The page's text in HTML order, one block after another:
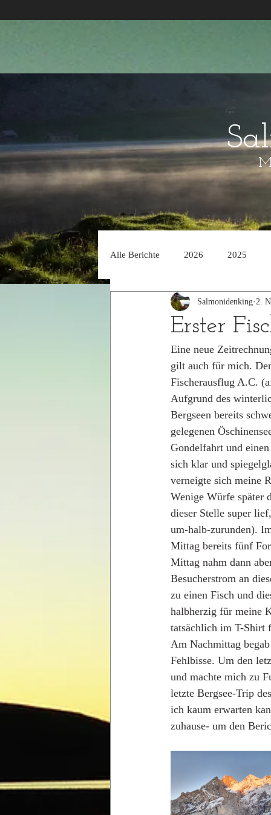
Alle Berichte 2026 2025
2014
Erster
Salmonidenking 2.
Eine neue
gilt auch für mich.
Fischerausflug A.C.
Aufgrund des
Bergseen bereits
gelegenen
Gondelfahrt und
sich klar und
verneigte sich meine
Wenige Würfe später
dieser Stelle super
um-halb-zurunden).
Mittag bereits fünf
Mittag nahm dann
Besucherstrom an
zu einen Fisch und
halbherzig für meine
tatsächlich im T-Shirt
Am Nachmittag
Fehlbisse. Um den
und machte mich zu
letzte Bergsee-Trip
ich kaum erwarten
zuhause- um den